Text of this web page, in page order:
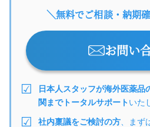
＼無料でご相談・納期
お問い
日本人スタッフが海外医薬品
関までトータルサポートいた
社内稟議をご検討の方 、まず